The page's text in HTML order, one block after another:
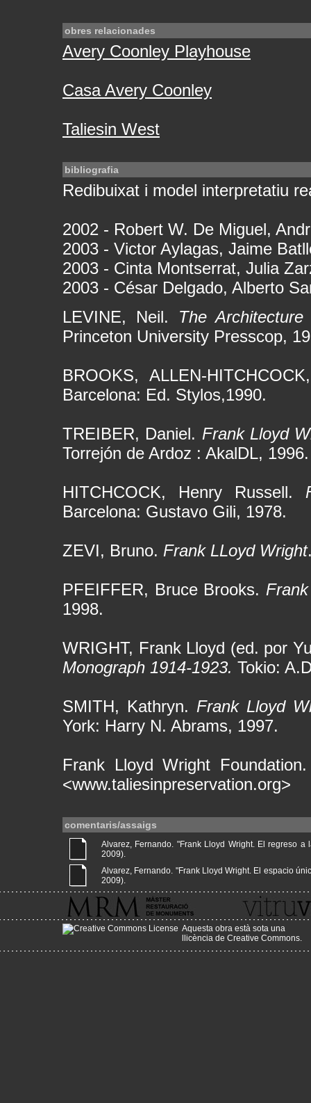
obres relacionades
Avery Coonley Playhouse
Casa Avery Coonley
Taliesin West
bibliografia
Redibuixat i model interpretatiu
2002 - Robert W. De Miguel,
2003 - Victor Aylagas, Jaime
2003 - Cinta Montserrat, Julia
2003 - César Delgado, Alberto
LEVINE, Neil. The
Princeton University Presscop,
BROOKS, ALLEN-
Barcelona: Ed. Stylos,1990.
TREIBER, Daniel. Frank Lloyd
Torrejón de Ardoz : AkalDL, 1996.
HITCHCOCK, Henry Russell.
Barcelona: Gustavo Gili, 1978.
ZEVI, Bruno. Frank LLoyd Wright
PFEIFFER, Bruce Brooks.
1998.
WRIGHT, Frank Lloyd (ed. por
Monograph 1914-1923. Tokio:
SMITH, Kathryn. Frank Lloyd
York: Harry N. Abrams, 1997.
Frank Lloyd Wright
<www.taliesinpreservation.org>
comentaris/assaigs
Alvarez, Fernando. "Frank Lloyd Wright. El regreso
2009).
Alvarez, Fernando. "Frank Lloyd Wright. El espacio
2009).
Aquesta obra està sota una
llicència de Creative Commons.